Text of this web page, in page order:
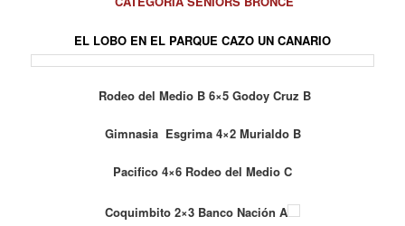
EL LOBO EN EL PARQUE CAZO UN CANARIO
Rodeo del Medio B 6×5 Godoy Cruz B
Gimnasia Esgrima 4×2 Murialdo B
Pacifico 4×6 Rodeo del Medio C
Coquimbito 2×3 Banco Nación A